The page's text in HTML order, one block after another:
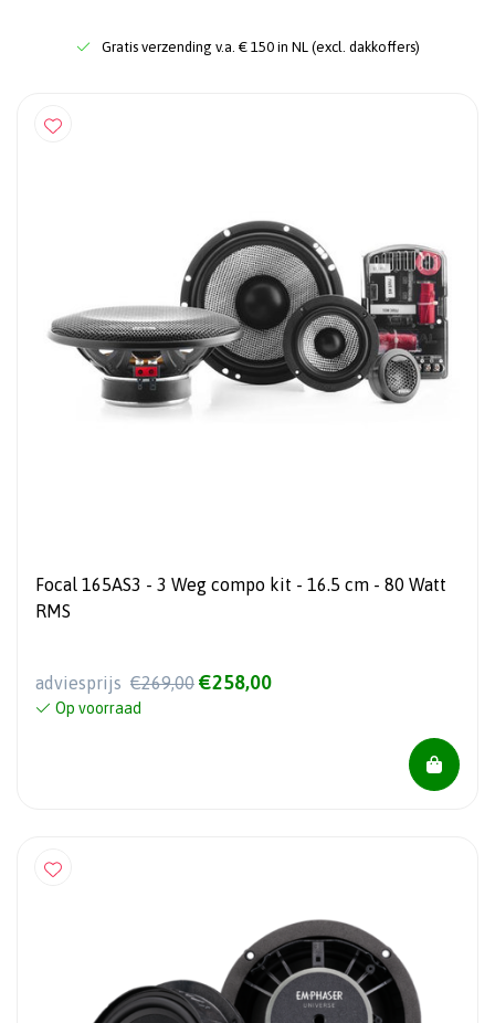
Gratis verzending v.a. € 150 in NL (excl. dakkoffers)
Focal 165AS3 - 3 Weg compo kit - 16.5 cm - 80 Watt
RMS
adviesprijs €269,00 €258,00
Op voorraad